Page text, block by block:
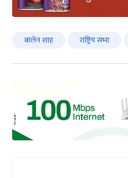
बालेन शाह राष्ट्रिय सभा